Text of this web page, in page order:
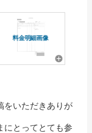
料金明細画像
をいただきありが
にとってとても参